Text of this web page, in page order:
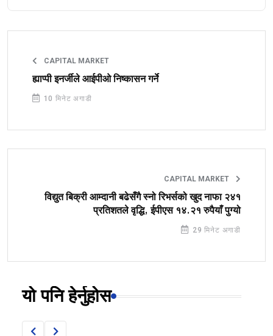
CAPITAL MARKET
ह्याप्पी इनर्जीले आईपीओ निष्कासन गर्ने
10 मिनेट अगाडी
CAPITAL MARKET
विद्युत बिक्री आम्दानी बढेसँगै स्नो रिभर्सको खुद नाफा २४१
प्रतिशतले वृद्धि, ईपीएस १४.२१ रुपैयाँ पुग्यो
29 मिनेट अगाडी
यो पनि हेर्नुहोस